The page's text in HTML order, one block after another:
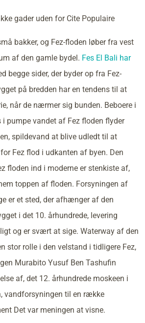
gader uden for Cite Populaire
bakker, og Fez-floden løber fra vest
af den gamle bydel. Fes El Bali har
begge sider, der byder op fra Fez-
på bredden har en tendens til at
når de nærmer sig bunden. Beboere i
i pumpe vandet af Fez floden flyder
spildevand at blive udledt til at
Fez flod i udkanten af byen. Den
floden ind i moderne er stenkiste af,
toppen af floden. Forsyningen af
er et sted, der afhænger af den
i det 10. århundrede, levering
og er svært at sige. Waterway af den
stor rolle i den velstand i tidligere Fez,
Murabito Yusuf Ben Tashufin
af, det 12. århundrede moskeen i
vandforsyningen til en række
Det var meningen at visne.